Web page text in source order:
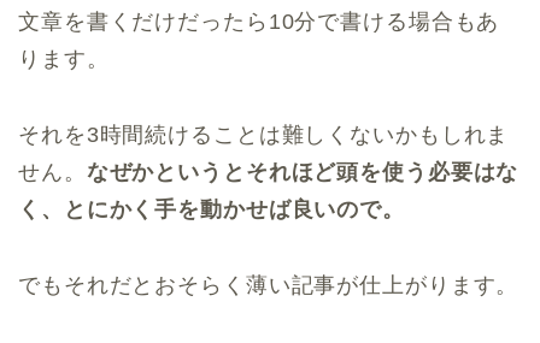
文章を書くだけだったら10分で書ける場合もあ
ります。
それを3時間続けることは難しくないかもしれま
せん。 なぜかというとそれほど頭を使う必要はな
く、とにかく手を動かせば良いので。
でもそれだとおそらく薄い記事が仕上がります。